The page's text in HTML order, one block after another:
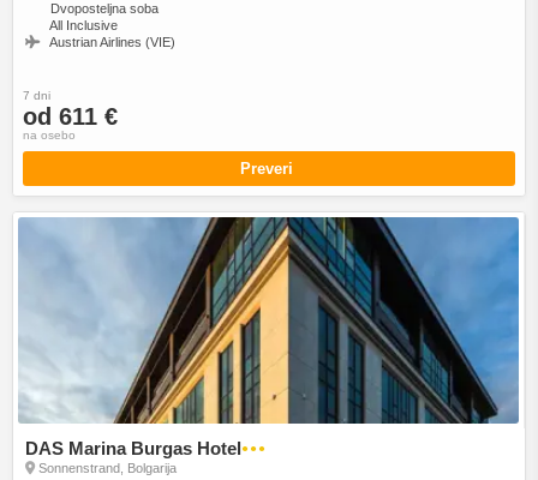
Dvoposteljna soba
All Inclusive
Austrian Airlines (VIE)
7 dni
od 611 €
na osebo
Preveri
DAS Marina Burgas Hotel●●●
Sonnenstrand, Bolgarija